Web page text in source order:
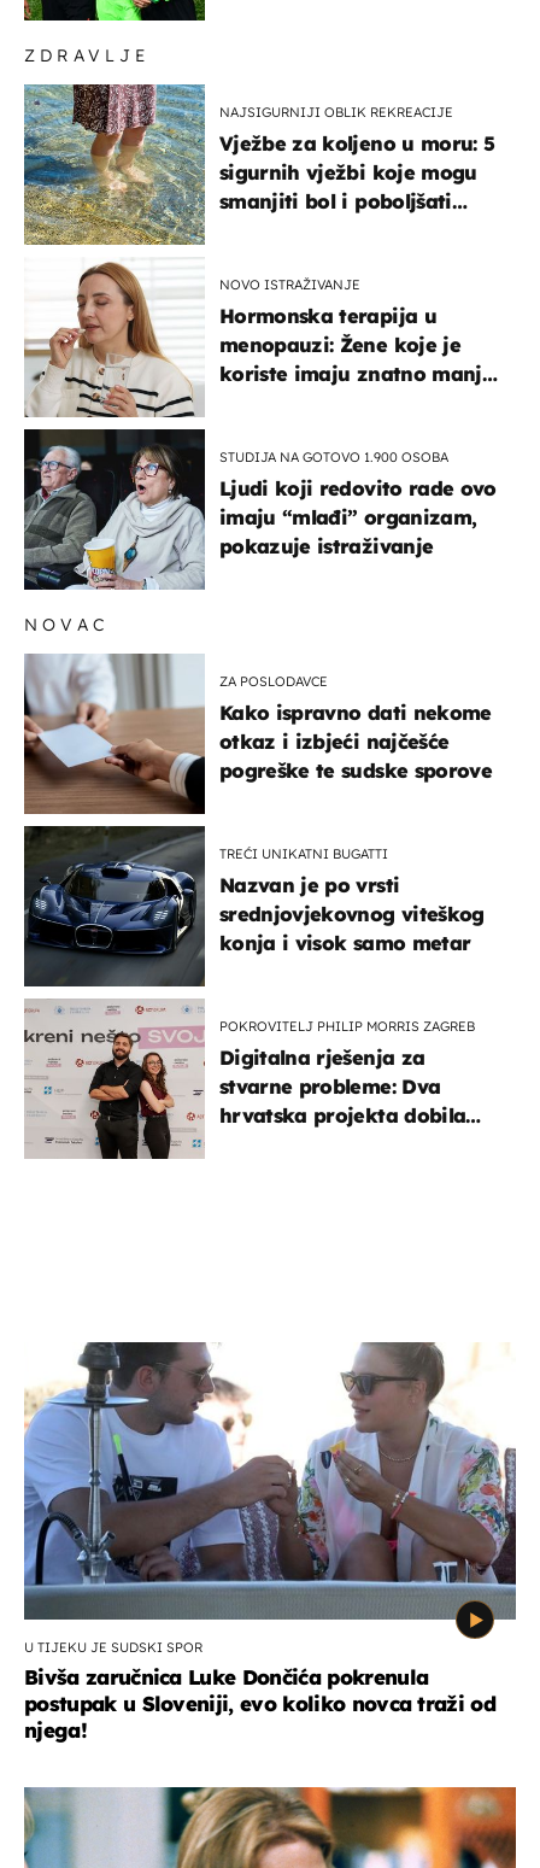
ZDRAVLJE
NAJSIGURNIJI OBLIK REKREACIJE
Vježbe za koljeno u moru: 5
sigurnih vježbi koje mogu
smanjiti bol i poboljšati
NOVO ISTRAŽIVANJE
Hormonska terapija u
menopauzi: Žene koje je
koriste imaju znatno manji
STUDIJA NA GOTOVO 1.900 OSOBA
Ljudi koji redovito rade ovo
imaju “mlađi” organizam,
pokazuje istraživanje
NOVAC
ZA POSLODAVCE
Kako ispravno dati nekome
otkaz i izbjeći najčešće
pogreške te sudske sporove
TREĆI UNIKATNI BUGATTI
Nazvan je po vrsti
srednjovjekovnog viteškog
konja i visok samo metar
POKROVITELJ PHILIP MORRIS ZAGREB
Digitalna rješenja za
stvarne probleme: Dva
hrvatska projekta dobila
U TIJEKU JE SUDSKI SPOR
Bivša zaručnica Luke Dončića pokrenula
postupak u Sloveniji, evo koliko novca traži od
njega!